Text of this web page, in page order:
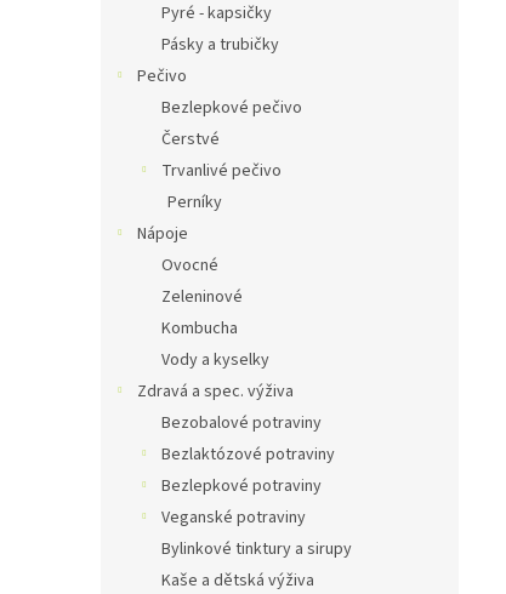
Pyré - kapsičky
Pásky a trubičky
Pečivo
Bezlepkové pečivo
Čerstvé
Trvanlivé pečivo
Perníky
Nápoje
Ovocné
Zeleninové
Kombucha
Vody a kyselky
Zdravá a spec. výživa
Bezobalové potraviny
Bezlaktózové potraviny
Bezlepkové potraviny
Veganské potraviny
Bylinkové tinktury a sirupy
Kaše a dětská výživa